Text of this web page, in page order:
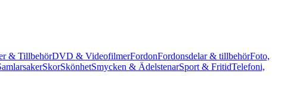
& TillbehörDVD & VideofilmerFordonFordonsdelar & tillbehörFoto,
SkorSkönhetSmycken & ÄdelstenarSport & FritidTelefoni,